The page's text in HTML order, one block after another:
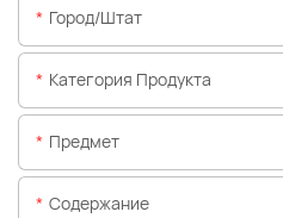
Город/штат
Категория Продукта
Предмет
Содержание